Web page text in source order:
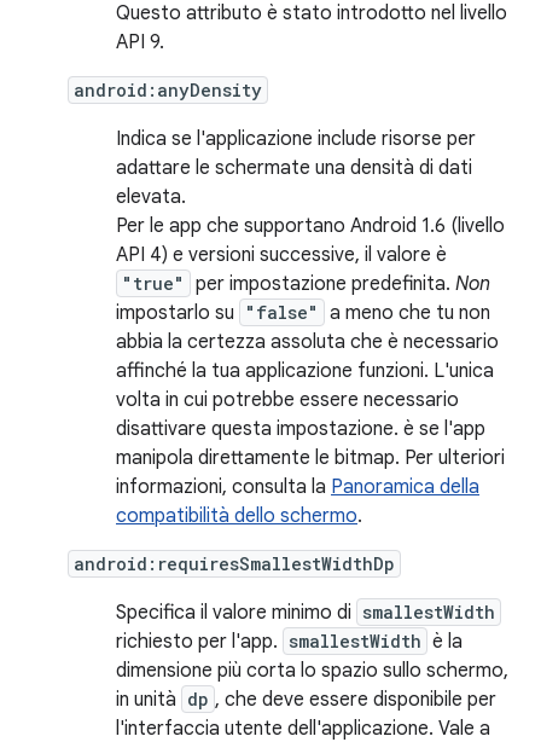
Questo attributo è stato introdotto nel livello
API 9.
android:anyDensity
Indica se l'applicazione include risorse per
adattare le schermate una densità di dati
elevata.
Per le app che supportano Android 1.6 (livello
API 4) e versioni successive, il valore è
"true" per impostazione predefinita. Non
impostarlo su
"false"
a meno che tu non
abbia la certezza assoluta che è necessario
affinché la tua applicazione funzioni. L'unica
volta in cui potrebbe essere necessario
disattivare questa impostazione. è se l'app
manipola direttamente le bitmap. Per ulteriori
informazioni, consulta la Panoramica della
compatibilità dello schermo.
android:requiresSmallestWidthDp
Specifica il valore minimo di smallestWidth
richiesto per l'app. smallestWidth è la
dimensione più corta lo spazio sullo schermo,
in unità dp , che deve essere disponibile per
l'interfaccia utente dell'applicazione. Vale a